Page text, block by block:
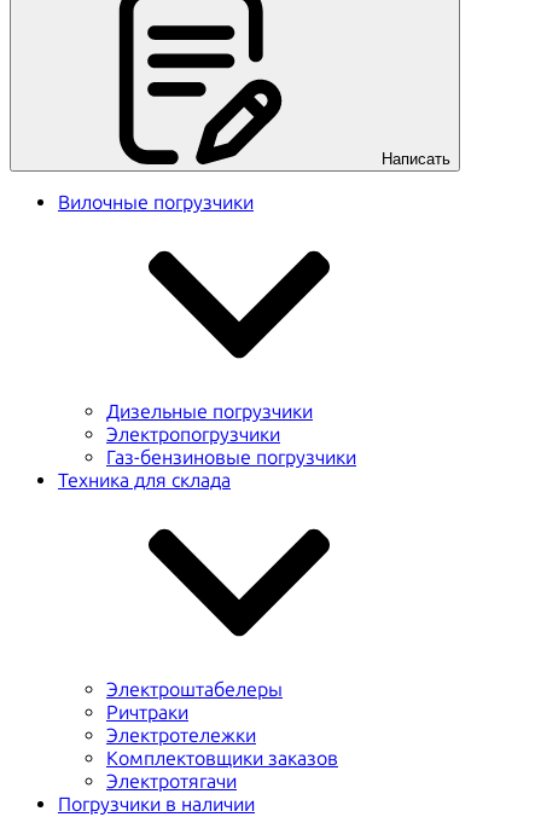
Написать
Вилочные погрузчики
Дизельные погрузчики
Электропогрузчики
Газ-бензиновые погрузчики
Техника для склада
Электроштабелеры
Ричтраки
Электротележки
Комплектовщики заказов
Электротягачи
Погрузчики в наличии